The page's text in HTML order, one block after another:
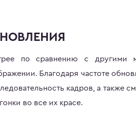
по сравнению с другими
Благодаря частоте
кадров, а также
во все их красе.